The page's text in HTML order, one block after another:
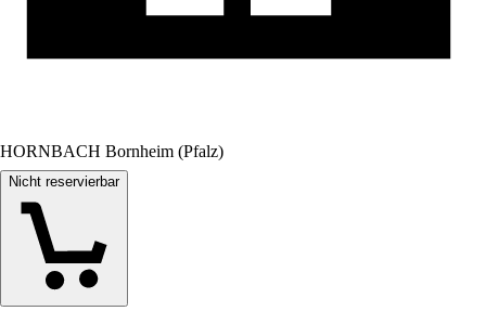
HORNBACH Bornheim (Pfalz)
Nicht reservierbar